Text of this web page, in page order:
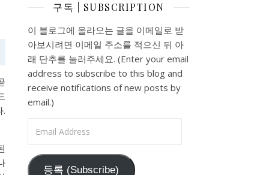
.
구독 | SUBSCRIPTION
이 블로그에 올라오는 글을 이메일로 받
아보시려면 이메일 주소를 적으신 뒤 아
래 단추를 눌러주세요. (Enter your email
address to subscribe to this blog and
receive notifications of new posts by
email.)
등록 (Subscribe)